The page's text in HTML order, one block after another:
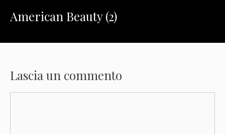
American Beauty (2)
Lascia un commento